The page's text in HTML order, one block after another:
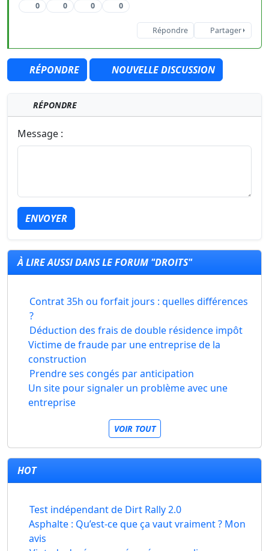
0 0 0 0
Répondre Partager
RÉPONDRE NOUVELLE DISCUSSION
RÉPONDRE
Message :
ENVOYER
À LIRE AUSSI DANS LE FORUM "DROITS"
Contrat 35h ou forfait jours : quelles différences
?
Déduction des frais de double résidence impôt
Victime de fraude par une entreprise de la
construction
Prendre ses congés par anticipation
Un site pour signaler un problème avec une
entreprise
VOIR TOUT
HOT
Test indépendant de Dirt Rally 2.0
Asphalte : Qu’est-ce que ça vaut vraiment ? Mon
avis